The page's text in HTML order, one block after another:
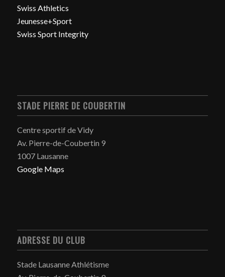
Swiss Athletics
Jeunesse+Sport
Swiss Sport Integrity
STADE PIERRE DE COUBERTIN
Centre sportif de Vidy
Av. Pierre-de-Coubertin 9
1007 Lausanne
Google Maps
ADRESSE DU CLUB
Stade Lausanne Athlétisme